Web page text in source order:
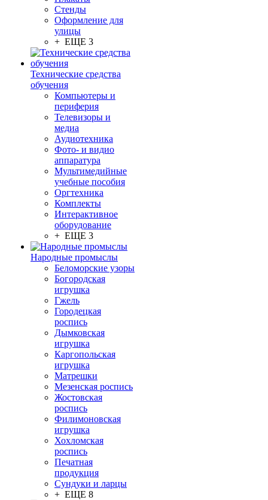
Стенды
Оформление для
улицы
+ ЕЩЕ 3
Технические средства
обучения
Компьютеры и
периферия
Телевизоры и
медиа
Аудиотехника
Фото- и видио
аппаратура
Мультимедийные
учебные пособия
Оргтехника
Комплекты
Интерактивное
оборудование
+ ЕЩЕ 3
Народные промыслы
Беломорские узоры
Богородская
игрушка
Гжель
Городецкая
роспись
Дымковская
игрушка
Каргопольская
игрушка
Матрешки
Мезенская роспись
Жостовская
роспись
Филимоновская
игрушка
Хохломская
роспись
Печатная
продукция
Сундуки и ларцы
+ ЕЩЕ 8